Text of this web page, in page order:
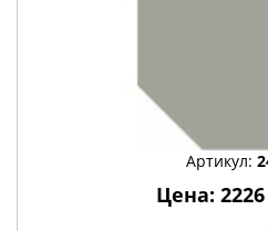
Артикул:
Цена: